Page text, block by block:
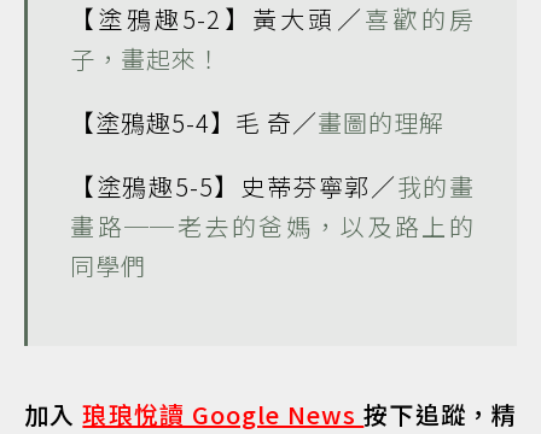
【塗鴉趣5-2】黃大頭／喜歡的房
子，畫起來！
【塗鴉趣5-4】毛 奇／畫圖的理解
【塗鴉趣5-5】史蒂芬寧郭／我的畫
畫路──老去的爸媽，以及路上的
同學們
加入琅琅悅讀 Google News按下追蹤，精